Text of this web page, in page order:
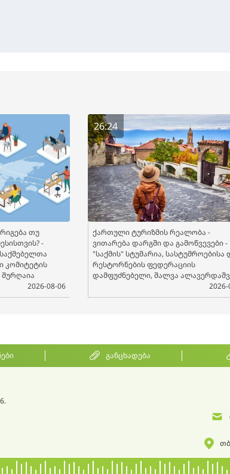
თუ
-
კომიტეტის
2026-08-06
26:24
ქართული ტურიზმის რეალობა -
ვითარება დარგში და გამოწვევები -
"საქმის" სტუმარია, სასტუმროებისა
რესტორნების ფედერაციის
დამფუძნებელი, შალვა
განცხადება